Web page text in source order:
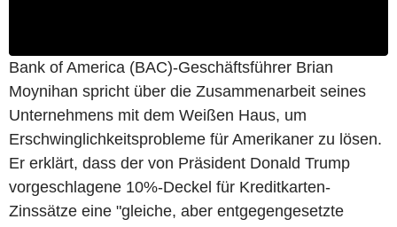
Bank of America (BAC)-Geschäftsführer Brian
Moynihan spricht über die Zusammenarbeit seines
Unternehmens mit dem Weißen Haus, um
Erschwinglichkeitsprobleme für Amerikaner zu lösen.
Er erklärt, dass der von Präsident Donald Trump
vorgeschlagene 10%-Deckel für Kreditkarten-
Zinssätze eine "gleiche, aber entgegengesetzte